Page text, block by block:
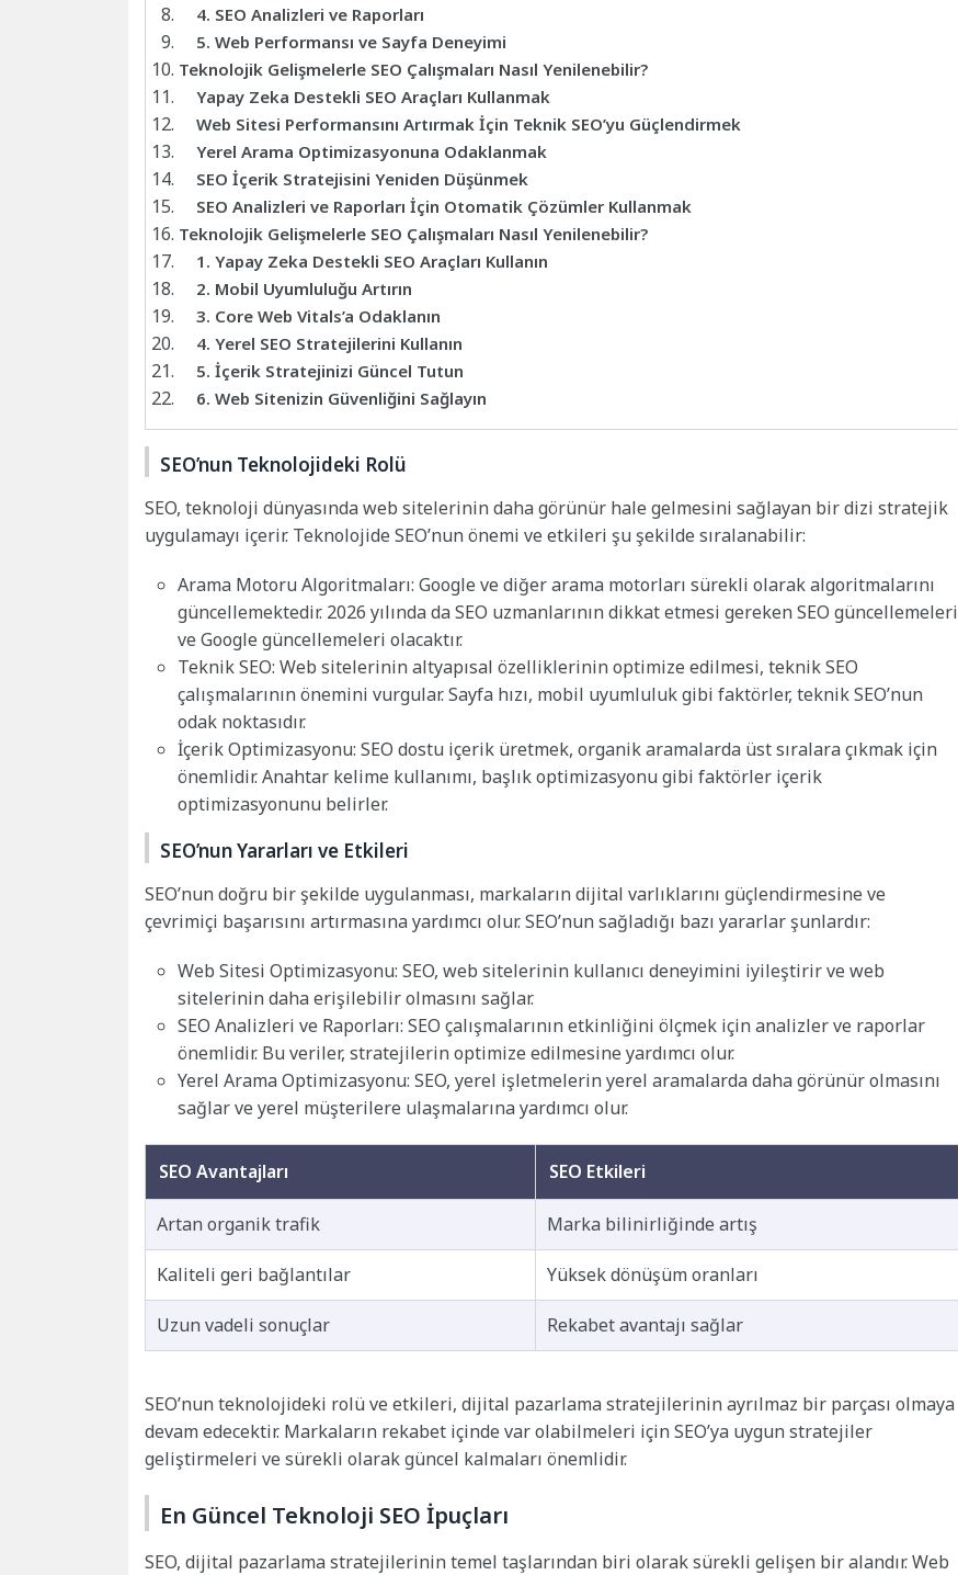
4. SEO Analizleri ve Raporları
5. Web Performansı ve Sayfa Deneyimi
Teknolojik Gelişmelerle SEO Çalışmaları Nasıl Yenilenebilir?
Yapay Zeka Destekli SEO Araçları Kullanmak
Web Sitesi Performansını Artırmak İçin Teknik SEO’yu Güçlendirmek
Yerel Arama Optimizasyonuna Odaklanmak
SEO İçerik Stratejisini Yeniden Düşünmek
SEO Analizleri ve Raporları İçin Otomatik Çözümler Kullanmak
Teknolojik Gelişmelerle SEO Çalışmaları Nasıl Yenilenebilir?
1. Yapay Zeka Destekli SEO Araçları Kullanın
2. Mobil Uyumluluğu Artırın
3. Core Web Vitals’a Odaklanın
4. Yerel SEO Stratejilerini Kullanın
5. İçerik Stratejinizi Güncel Tutun
6. Web Sitenizin Güvenliğini Sağlayın
SEO’nun Teknolojideki Rolü
SEO, teknoloji dünyasında web sitelerinin daha görünür hale gelmesini sağlayan bir dizi stratejik
uygulamayı içerir. Teknolojide SEO’nun önemi ve etkileri şu şekilde sıralanabilir:
Arama Motoru Algoritmaları: Google ve diğer arama motorları sürekli olarak algoritmalarını
güncellemektedir. 2026 yılında da SEO uzmanlarının dikkat etmesi gereken SEO güncellemeleri
ve Google güncellemeleri olacaktır.
Teknik SEO: Web sitelerinin altyapısal özelliklerinin optimize edilmesi, teknik SEO
çalışmalarının önemini vurgular. Sayfa hızı, mobil uyumluluk gibi faktörler, teknik SEO’nun
odak noktasıdır.
İçerik Optimizasyonu: SEO dostu içerik üretmek, organik aramalarda üst sıralara çıkmak için
önemlidir. Anahtar kelime kullanımı, başlık optimizasyonu gibi faktörler içerik
optimizasyonunu belirler.
SEO’nun Yararları ve Etkileri
SEO’nun doğru bir şekilde uygulanması, markaların dijital varlıklarını güçlendirmesine ve
çevrimiçi başarısını artırmasına yardımcı olur. SEO’nun sağladığı bazı yararlar şunlardır:
Web Sitesi Optimizasyonu: SEO, web sitelerinin kullanıcı deneyimini iyileştirir ve web
sitelerinin daha erişilebilir olmasını sağlar.
SEO Analizleri ve Raporları: SEO çalışmalarının etkinliğini ölçmek için analizler ve raporlar
önemlidir. Bu veriler, stratejilerin optimize edilmesine yardımcı olur.
Yerel Arama Optimizasyonu: SEO, yerel işletmelerin yerel aramalarda daha görünür olmasını
sağlar ve yerel müşterilere ulaşmalarına yardımcı olur.
SEO Avantajları SEO Etkileri
Artan organik trafik Marka bilinirliğinde artış
Kaliteli geri bağlantılar Yüksek dönüşüm oranları
Uzun vadeli sonuçlar Rekabet avantajı sağlar
SEO’nun teknolojideki rolü ve etkileri, dijital pazarlama stratejilerinin ayrılmaz bir parçası olmaya
devam edecektir. Markaların rekabet içinde var olabilmeleri için SEO’ya uygun stratejiler
geliştirmeleri ve sürekli olarak güncel kalmaları önemlidir.
En Güncel Teknoloji SEO İpuçları
SEO, dijital pazarlama stratejilerinin temel taşlarından biri olarak sürekli gelişen bir alandır. Web